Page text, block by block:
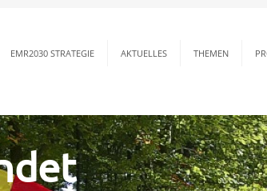
EMR2030 STRATEGIE AKTUELLES THEMEN